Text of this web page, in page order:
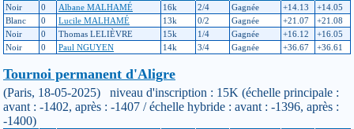
Noir
0 Albane MALHAMÉ 16k 2/4 Gagnée +14.13
+14.05
Blanc
0 Lucile MALHAMÉ 13k 0/2 Gagnée +21.07
+21.08
Noir
0 Thomas LELIÈVRE 15k 1/4 Gagnée +16.12
+16.05
Noir
0 Paul NGUYEN 14k 3/4 Gagnée +36.67 +36.61
Tournoi permanent d'Aligre
(Paris, 18-05-2025) niveau d'inscription : 15K (échelle principale :
avant : -1402, après : -1407 / échelle hybride : avant : -1396, après :
-1400)